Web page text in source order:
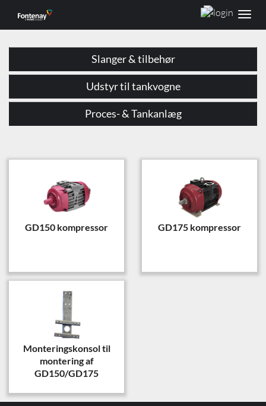
Slanger & tilbehør
Udstyr til tankvogne
Proces- & Tankanlæg
GD150 kompressor GD175 kompressor
Monteringskonsol til
montering af
GD150/GD175